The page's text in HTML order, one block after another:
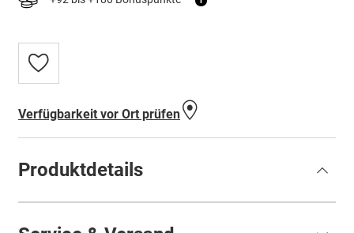
Zur
Wunschliste
Verfügbarkeit vor Ort prüfen
Produktdetails